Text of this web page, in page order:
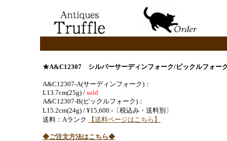
★A&C12307 シルバーサーディンフォーク/ピックルフォー
A&C12307-A(サーディンフォーク)：
L13.7cm(25g) / sold
A&C12307-B(ピックルフォーク)：
L15.2cm(24g) / ¥15,600.- 〔税込み・送料別〕
送料：Aランク
【送料ページはこちら】
◆ご注文方法はこちら◆